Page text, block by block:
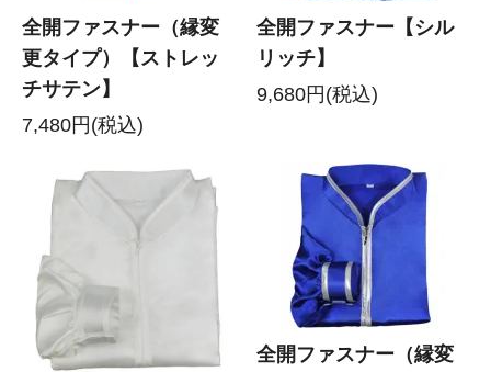
全開ファスナー（縁変
更タイプ）【ストレッ
チサテン】
7,480円(税込)
全開ファスナー【シル
リッチ】
9,680円(税込)
全開ファスナー（縁変